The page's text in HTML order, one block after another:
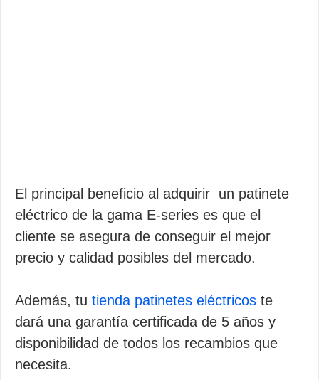
El principal beneficio al adquirir un patinete
eléctrico de la gama E-series es que el
cliente se asegura de conseguir el mejor
precio y calidad posibles del mercado.
Además, tu tienda patinetes eléctricos te
dará una garantía certificada de 5 años y
disponibilidad de todos los recambios que
necesita.